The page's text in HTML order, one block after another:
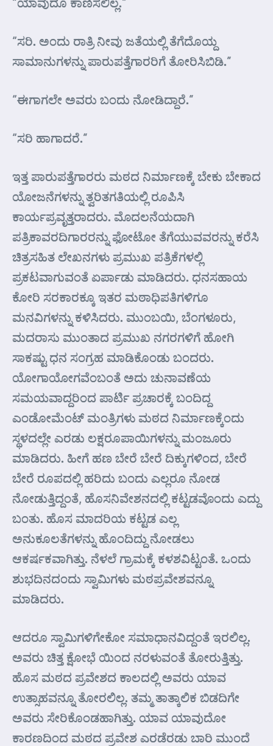
“ಸರಿ. ಅಂದು ರಾತ್ರಿ ನೀವು ಜತೆಯಲ್ಲಿ ತೆಗೆದೊಯ್ದ
ಸಾಮಾನುಗಳನ್ನು ಪಾರುಪತ್ತೆಗಾರರಿಗೆ ತೋರಿಸಿಬಿಡಿ.”
“ಈಗಾಗಲೇ ಅವರು ಬಂದು ನೋಡಿದ್ದಾರೆ.”
“ಸರಿ ಹಾಗಾದರೆ.”
ಇತ್ತ ಪಾರುಪತ್ತೆಗಾರರು ಮಠದ ನಿರ್ಮಾಣಕ್ಕೆ ಬೇಕು ಬೇಕಾದ
ಯೋಜನೆಗಳನ್ನು ತ್ವರಿತಗತಿಯಲ್ಲಿ ರೂಪಿಸಿ
ಕಾರ್ಯಪ್ರವೃತ್ತರಾದರು. ಮೊದಲನೆಯದಾಗಿ
ಪತ್ರಿಕಾವರದಿಗಾರರನ್ನು ಫೋಟೋ ತೆಗೆಯುವವರನ್ನು ಕರೆಸಿ
ಚಿತ್ರಸಹಿತ ಲೇಖನಗಳು ಪ್ರಮುಖ ಪತ್ರಿಕೆಗಳಲ್ಲಿ
ಪ್ರಕಟವಾಗುವಂತೆ ಏರ್ಪಾಡು ಮಾಡಿದರು. ಧನಸಹಾಯ
ಕೋರಿ ಸರಕಾರಕ್ಕೂ ಇತರ ಮಠಾಧಿಪತಿಗಳಿಗೂ
ಮನವಿಗಳನ್ನು ಕಳಿಸಿದರು. ಮುಂಬಯಿ, ಬೆಂಗಳೂರು,
ಮದರಾಸು ಮುಂತಾದ ಪ್ರಮುಖ ನಗರಗಳಿಗೆ ಹೋಗಿ
ಸಾಕಷ್ಟು ಧನ ಸಂಗ್ರಹ ಮಾಡಿಕೊಂಡು ಬಂದರು.
ಯೋಗಾಯೋಗವೆಂಬಂತೆ ಅದು ಚುನಾವಣೆಯ
ಸಮಯವಾದ್ದರಿಂದ ಪಾರ್ಟಿ ಪ್ರಚಾರಕ್ಕೆ ಬಂದಿದ್ದ
ಎಂಡೋಮೆಂಟ್ ಮಂತ್ರಿಗಳು ಮಠದ ನಿರ್ಮಾಣಕ್ಕೆಂದು
ಸ್ಥಳದಲ್ಲೇ ಎರಡು ಲಕ್ಷರೂಪಾಯಿಗಳನ್ನು ಮಂಜೂರು
ಮಾಡಿದರು. ಹೀಗೆ ಹಣ ಬೇರೆ ಬೇರೆ ದಿಕ್ಕುಗಳಿಂದ, ಬೇರೆ
ಬೇರೆ ರೂಪದಲ್ಲಿ ಹರಿದು ಬಂದು ಎಲ್ಲರೂ ನೋಡ
ನೋಡುತ್ತಿದ್ದಂತೆ, ಹೊಸನಿವೇಶನದಲ್ಲಿ ಕಟ್ಟಡವೊಂದು ಎದ್ದು
ಬಂತು. ಹೊಸ ಮಾದರಿಯ ಕಟ್ಟಡ ಎಲ್ಲ
ಅನುಕೂಲತೆಗಳನ್ನು ಹೊಂದಿದ್ದು ನೋಡಲು
ಆಕರ್ಷಕವಾಗಿತ್ತು. ನೆಳಲೆ ಗ್ರಾಮಕ್ಕೆ ಕಳಶವಿಟ್ಟಂತೆ. ಒಂದು
ಶುಭದಿನದಂದು ಸ್ವಾಮಿಗಳು ಮಠಪ್ರವೇಶವನ್ನೂ
ಮಾಡಿದರು.
ಆದರೂ ಸ್ವಾಮಿಗಳಿಗೇಕೋ ಸಮಾಧಾನವಿದ್ದಂತೆ ಇರಲಿಲ್ಲ.
ಅವರು ಚಿತ್ತ ಕ್ಷೋಭೆ ಯಿಂದ ನರಳುವಂತೆ ತೋರುತ್ತಿತ್ತು.
ಹೊಸ ಮಠದ ಪ್ರವೇಶದ ಕಾಲದಲ್ಲಿ ಅವರು ಯಾವ
ಉತ್ಸಾಹವನ್ನೂ ತೋರಲಿಲ್ಲ. ತಮ್ಮ ತಾತ್ಕಾಲಿಕ ಬಿಡದಿಗೇ
ಅವರು ಸೇರಿಕೊಂಡಹಾಗಿತ್ತು. ಯಾವ ಯಾವುದೋ
ಕಾರಣದಿಂದ ಮಠದ ಪ್ರವೇಶ ಎರಡೆರಡು ಬಾರಿ ಮುಂದೆ